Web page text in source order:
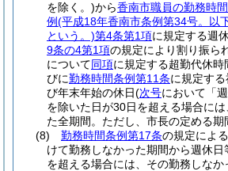
を除く。)から香南市職員の勤務時
例(平成18年香南市条例第34号。以
という。)第4条第1項に規定する週休
9条の4第1項の規定により割り振ら
について同項に規定する超勤代休
びに勤務時間条例第11条に規定す
び年末年始の休日(次号において「
を除いた日が30日を超える場合に
た全期間。 ただし、市長の定める期
(8)
勤務時間条例第17条の規定によ
けて勤務しなかった期間から週休日
を超える場合には、その勤務しなか